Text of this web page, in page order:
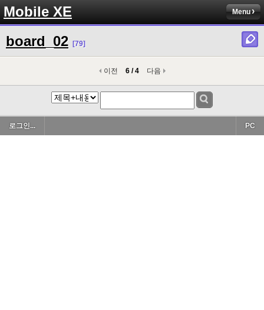
Mobile XE Menu
board_02 [79]
이전 6 / 4 다음
로그인... PC